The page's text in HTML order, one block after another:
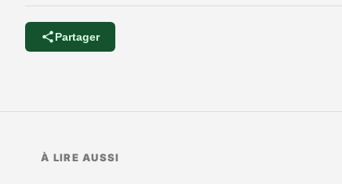
Partager
À LIRE AUSSI